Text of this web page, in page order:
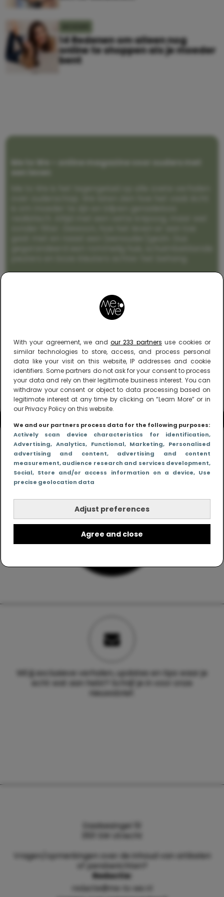
With your agreement, we and our 233 partners use cookies or
similar technologies to store, access, and process personal
data like your visit on this website, IP addresses and cookie
identifiers. Some partners do not ask for your consent to process
your data and rely on their legitimate business interest. You can
withdraw your consent or object to data processing based on
legitimate interest at any time by clicking on “Learn More” or in
our Privacy Policy on this website.
We and our partners process data for the following purposes:
Actively scan device characteristics for identification,
Advertising, Analytics, Functional, Marketing, Personalised
advertising and content, advertising and content
measurement, audience research and services development,
Social, Store and/or access information on a device, Use
precise geolocation data
Adjust preferences
Agree and close
14 Redenen om alleen nog
online te shoppen als je moeder
bent
Me to We – online magazine voor ouders met
Wil jij exclusieve verhalen, updates en tips waar je
echt wat aan hebt? Schrijf je in voor onze
nieuwsbrief.
Daalsesingel 51
3511 SW Utrecht
Vragen/opmerkingen over de inhoud van artikelen
of persberichten?
Redactie:
redactie@me-to-we.nl